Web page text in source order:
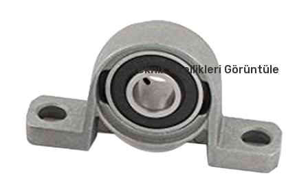
Teknik Özellikleri Görüntüle